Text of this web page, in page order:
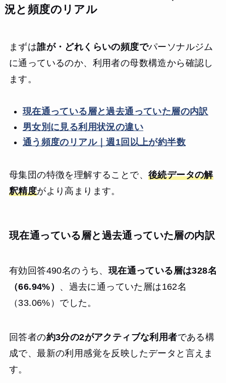
況と頻度のリアル
まずは誰が・どれくらいの頻度でパーソナルジム
に通っているのか、利用者の母数構造から確認し
ます。
現在通っている層と過去通っていた層の内訳
男女別に見る利用状況の違い
通う頻度のリアル｜週1回以上が約半数
母集団の特徴を理解することで、 後続データの解
釈精度がより高まります。
現在通っている層と過去通っていた層の内訳
有効回答490名のうち、 現在通っている層は328名
（66.94%） 、過去に通っていた層は162名
（33.06%）でした。
回答者の約3分の2がアクティブな利用者である構
成で、最新の利用感覚を反映したデータと言えま
す。